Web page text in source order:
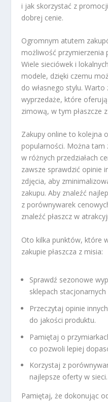
i jak skorzystać z
dobrej cenie.
Ogromnym atutem
możliwość przymierzenia
Wiele sieciówek i
modele, dzięki czemu
do własnego stylu.
wyprzedaże, które
zimową, w tym płaszcze
Zakupy online to kolejna
popularności. Można
w różnych przedziałach
zawsze sprawdzić opinie
zdjęcia, aby
zakupu. Aby znaleźć
z porównywarek
znaleźć płaszcz w
Oto kilka punktów, które
zakupie płaszcza z misia:
Sprawdź sezonowe
sklepach
Przeczytaj opinie
do jakości produktu.
Pamiętaj o
co pozwoli lepiej
Korzystaj z
najlepsze oferty w sieci.
Pamiętaj, że dokonując